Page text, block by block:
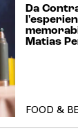
Da
Matias
FOOD &